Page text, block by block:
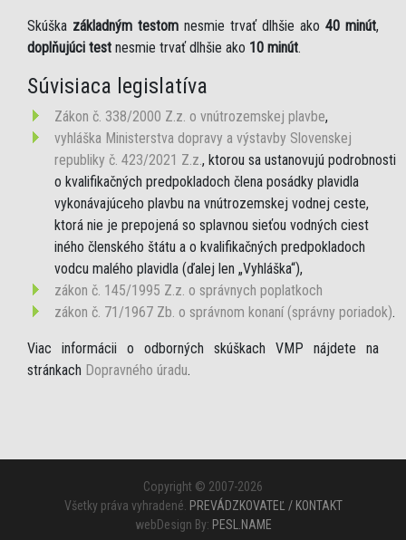
Skúška základným testom nesmie trvať dlhšie ako 40 minút,
doplňujúci test nesmie trvať dlhšie ako 10 minút.
Súvisiaca legislatíva
Zákon č. 338/2000 Z.z. o vnútrozemskej plavbe,
vyhláška Ministerstva dopravy a výstavby Slovenskej
republiky č. 423/2021 Z.z., ktorou sa ustanovujú podrobnosti
o kvalifikačných predpokladoch člena posádky plavidla
vykonávajúceho plavbu na vnútrozemskej vodnej ceste,
ktorá nie je prepojená so splavnou sieťou vodných ciest
iného členského štátu a o kvalifikačných predpokladoch
vodcu malého plavidla (ďalej len „Vyhláška“),
zákon č. 145/1995 Z.z. o správnych poplatkoch
zákon č. 71/1967 Zb. o správnom konaní (správny poriadok).
Viac informácii o odborných skúškach VMP nájdete na
stránkach Dopravného úradu.
Copyright © 2007-2026
Všetky práva vyhradené. PREVÁDZKOVATEĽ / KONTAKT
webDesign By: PESL.NAME